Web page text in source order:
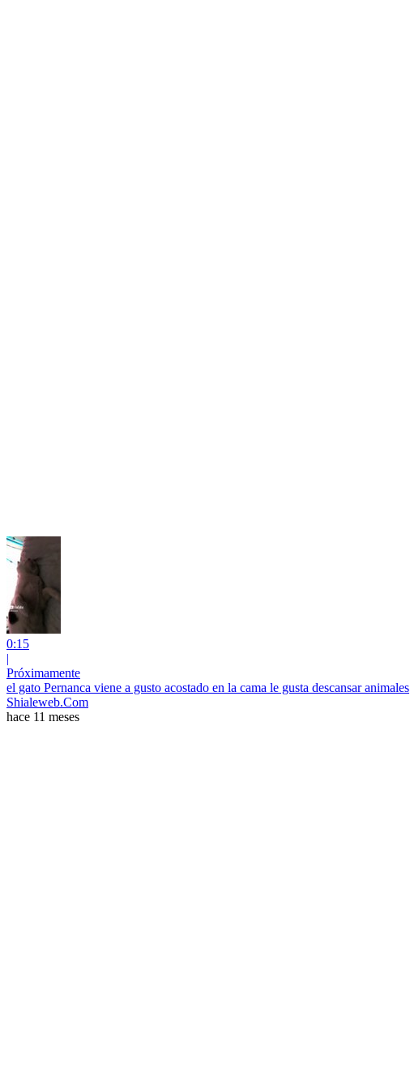
0:15
|
Próximamente
el gato Pernanca viene a gusto acostado en la cama le gusta descansar animales
Shialeweb.Com
hace 11 meses